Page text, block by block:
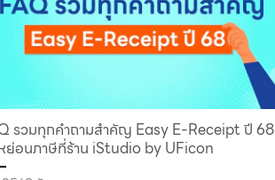
รวมทุกคำถามสำคัญ Easy E-Receipt ปี 68
ย่อนภาษีที่ร้าน iStudio by UFicon